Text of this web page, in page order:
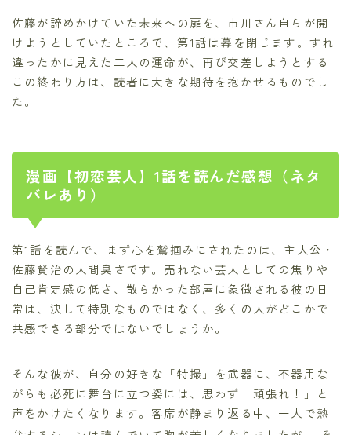
佐藤が諦めかけていた未来への扉を、市川さん自らが開
けようとしていたところで、第1話は幕を閉じます。すれ
違ったかに見えた二人の運命が、再び交差しようとする
この終わり方は、読者に大きな期待を抱かせるものでし
た。
漫画【初恋芸人】1話を読んだ感想（ネタ
バレあり）
第1話を読んで、まず心を鷲掴みにされたのは、主人公・
佐藤賢治の人間臭さです。売れない芸人としての焦りや
自己肯定感の低さ、散らかった部屋に象徴される彼の日
常は、決して特別なものではなく、多くの人がどこかで
共感できる部分ではないでしょうか。
そんな彼が、自分の好きな「特撮」を武器に、不器用な
がらも必死に舞台に立つ姿には、思わず「頑張れ！」と
声をかけたくなります。客席が静まり返る中、一人で熱